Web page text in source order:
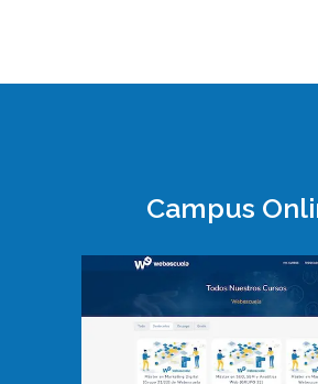
Campus